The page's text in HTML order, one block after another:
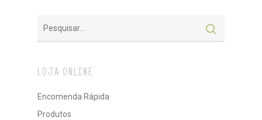
LOJA ONLINE
Encomenda Rápida
Produtos